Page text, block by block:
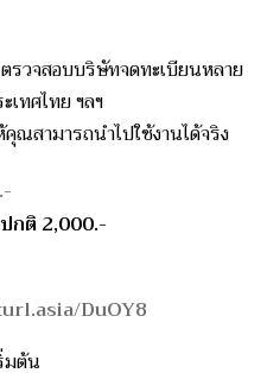
รวจสอบบริษัทจดทะเบียนหลาย
ทศไทย ฯลฯ
ณสามารถนำไปใช้งานได้จริง
กติ 2,000.-
DuOY8
มต้น